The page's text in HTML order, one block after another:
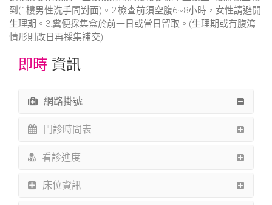
到(1樓男性洗手間對面)。2.檢查前須空腹6~8小時，女性請避開
生理期。3.糞便採集盒於前一日或當日留取。(生理期或有腹瀉
情形則改日再採集補交)
即時 資訊
網路掛號
門診時間表
看診進度
床位資訊